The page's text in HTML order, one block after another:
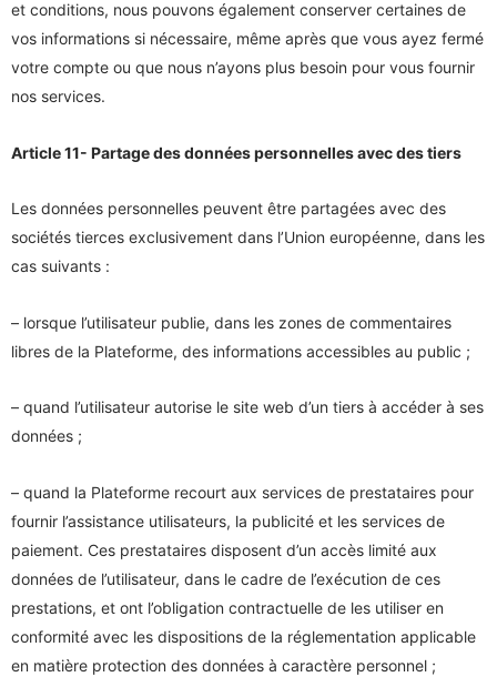
et conditions, nous pouvons également conserver certaines de
vos informations si nécessaire, même après que vous ayez fermé
votre compte ou que nous n’ayons plus besoin pour vous fournir
nos services.
Article 11- Partage des données personnelles avec des tiers
Les données personnelles peuvent être partagées avec des
sociétés tierces exclusivement dans l’Union européenne, dans les
cas suivants :
– lorsque l’utilisateur publie, dans les zones de commentaires
libres de la Plateforme, des informations accessibles au public ;
– quand l’utilisateur autorise le site web d’un tiers à accéder à ses
données ;
– quand la Plateforme recourt aux services de prestataires pour
fournir l’assistance utilisateurs, la publicité et les services de
paiement. Ces prestataires disposent d’un accès limité aux
données de l’utilisateur, dans le cadre de l’exécution de ces
prestations, et ont l’obligation contractuelle de les utiliser en
conformité avec les dispositions de la réglementation applicable
en matière protection des données à caractère personnel ;